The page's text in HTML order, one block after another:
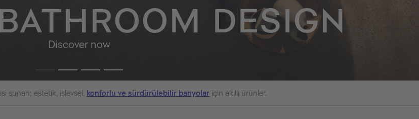
DESIGN
Discover now
sunan; estetik, işlevsel, konforlu ve sürdürülebilir banyolar için akıllı ürünler.